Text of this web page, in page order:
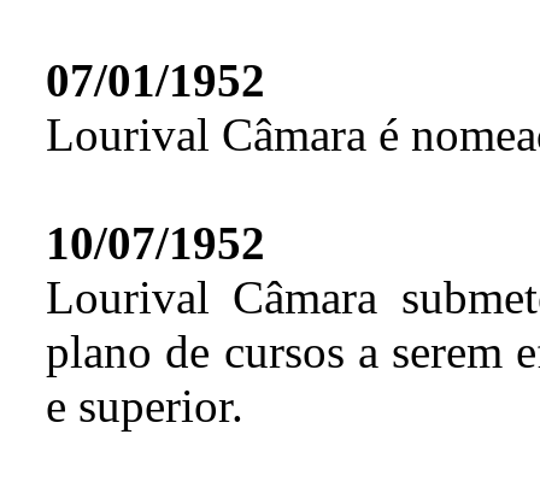
07/01/1952
Lourival Câmara é
10/07/1952
Lourival Câmara
plano de cursos a serem
e superior.